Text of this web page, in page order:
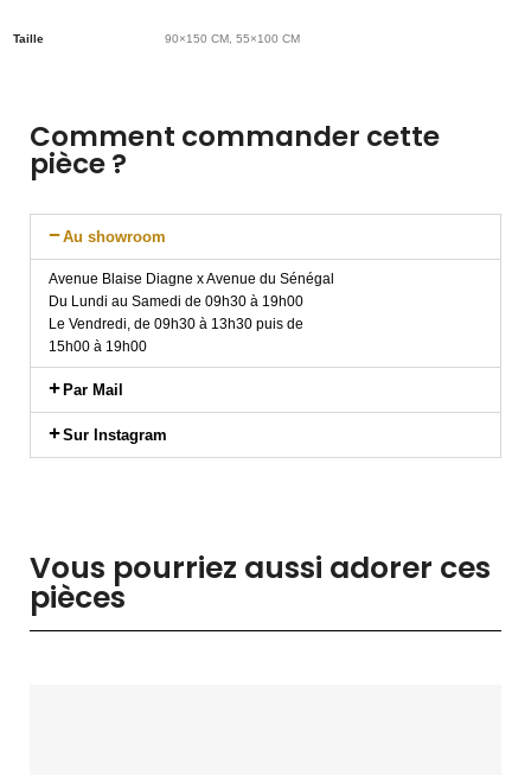
Taille 90×150 CM, 55×100 CM
Comment commander cette
pièce ?
Au showroom
Avenue Blaise Diagne x Avenue du Sénégal
Du Lundi au Samedi de 09h30 à 19h00
Le Vendredi, de 09h30 à 13h30 puis de
15h00 à 19h00
Par Mail
Sur Instagram
Vous pourriez aussi adorer ces
pièces